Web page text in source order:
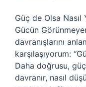
Güç de Olsa Nasıl
Gücün
davranışlarını
karşılaşıyorum:
Daha doğrusu,
davranır, nasıl